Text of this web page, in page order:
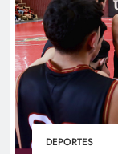
DEPORTES